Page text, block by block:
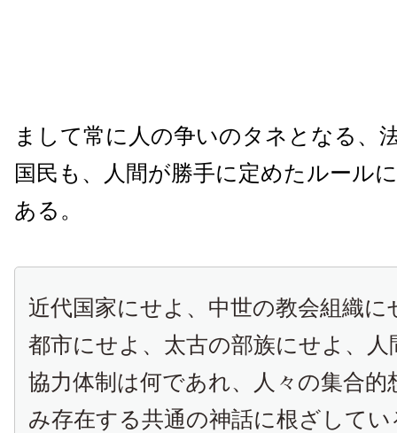
まして常に人の争いのタネとなる、
国民も、人間が勝手に定めたルール
ある。
近代国家にせよ、中世の教会組織に
都市にせよ、太古の部族にせよ、人
協力体制は何であれ、人々の集合的
み存在する共通の神話に根ざして